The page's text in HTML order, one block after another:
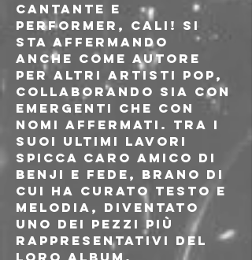
cantante e
performer, CALI! si
sta affermando
anche come autore
per altri artisti pop,
collaborando sia con
emergenti che con
nomi affermati. Tra i
suoi ultimi lavori
spicca Caro Amico di
Benji e Fede, brano di
cui ha curato testo e
melodia, diventato
uno dei pezzi più
rappresentativi del
loro album.